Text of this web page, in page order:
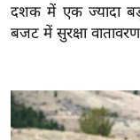
य
ब
खे
ल
दशक में एक ज्यादा
बजट में सुरक्षा